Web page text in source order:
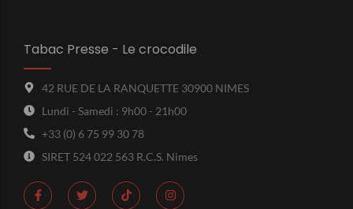
Tabac Presse - Le crocodile
42 RUE DE LA RANQUETTE 30900 NIMES
Lundi - Samedi : 9h00 - 21h00
+33 (0) 6 75 99 30 78
SIRET 524 022 563 R.C.S. Nimes